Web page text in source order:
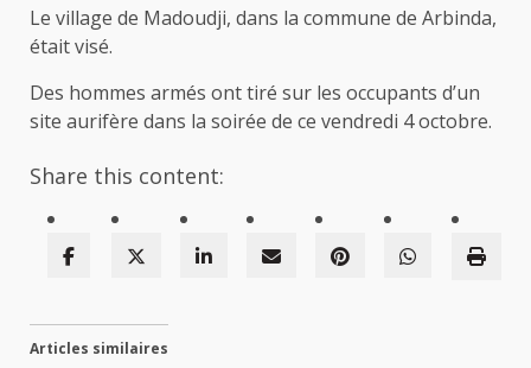
Le village de Madoudji, dans la commune de Arbinda,
était visé.
Des hommes armés ont tiré sur les occupants d’un
site aurifère dans la soirée de ce vendredi 4 octobre.
Share this content:
Articles similaires